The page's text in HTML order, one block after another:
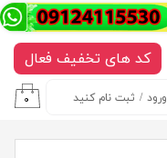
ورود / ثبت نام کنید ۰
کد های تخفیف فعال